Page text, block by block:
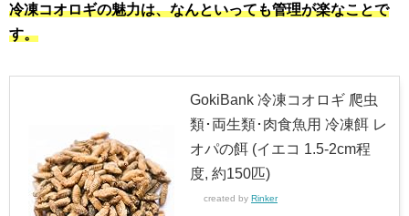
冷凍コオロギの魅力は、なんといっても管理が楽なことで
す。
GokiBank 冷凍コオロギ 爬虫
類･両生類･肉食魚用 冷凍餌 レ
オパの餌 (イエコ 1.5-2cm程
度, 約150匹)
created by Rinker